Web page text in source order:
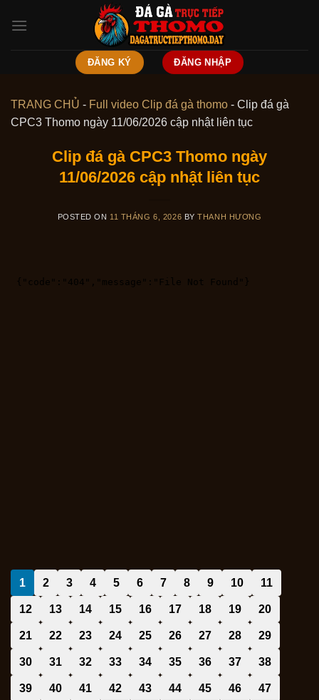
ĐĂNG KÝ ĐĂNG NHẬP
TRANG CHỦ - Full video Clip đá gà thomo - Clip đá gà
CPC3 Thomo ngày 11/06/2026 cập nhật liên tục
Clip đá gà CPC3 Thomo ngày
11/06/2026 cập nhật liên tục
POSTED ON 11 THÁNG 6, 2026 BYTHANH HƯƠNG
1 2 3 4 5 6 7 8 9 10 11
12 13 14 15 16 17 18 19 20
21 22 23 24 25 26 27 28 29
30 31 32 33 34 35 36 37 38
39 40 41 42 43 44 45 46 47